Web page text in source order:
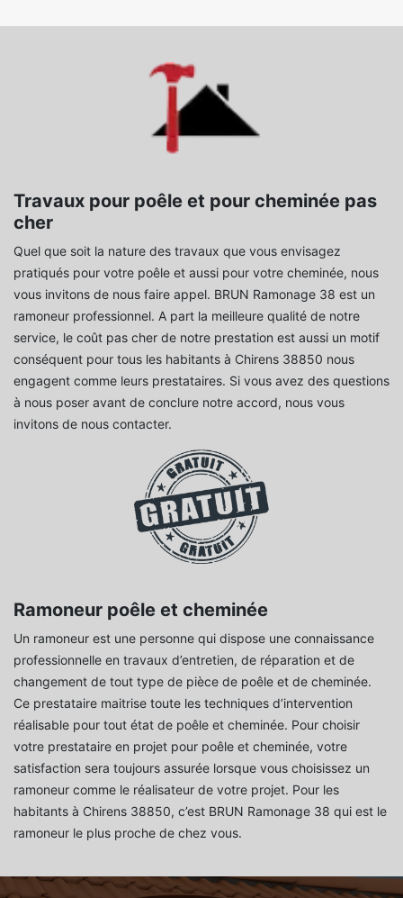
Travaux pour poêle et pour cheminée pas
cher
Quel que soit la nature des travaux que vous envisagez
pratiqués pour votre poêle et aussi pour votre cheminée, nous
vous invitons de nous faire appel. BRUN Ramonage 38 est un
ramoneur professionnel. A part la meilleure qualité de notre
service, le coût pas cher de notre prestation est aussi un motif
conséquent pour tous les habitants à Chirens 38850 nous
engagent comme leurs prestataires. Si vous avez des questions
à nous poser avant de conclure notre accord, nous vous
invitons de nous contacter.
Ramoneur poêle et cheminée
Un ramoneur est une personne qui dispose une connaissance
professionnelle en travaux d’entretien, de réparation et de
changement de tout type de pièce de poêle et de cheminée.
Ce prestataire maitrise toute les techniques d’intervention
réalisable pour tout état de poêle et cheminée. Pour choisir
votre prestataire en projet pour poêle et cheminée, votre
satisfaction sera toujours assurée lorsque vous choisissez un
ramoneur comme le réalisateur de votre projet. Pour les
habitants à Chirens 38850, c’est BRUN Ramonage 38 qui est le
ramoneur le plus proche de chez vous.